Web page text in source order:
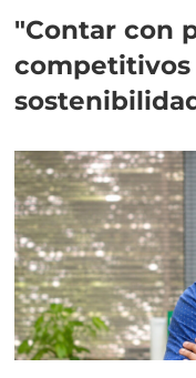
"Contar con
competitivos